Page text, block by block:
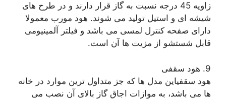
زاویه 45 درجه نسبت به گاز قرار دارند و در طرح های
شیشه ای و استیل تولید می شوند. هود مورب معمولا
دارای صفحه کنترل لمسی می باشد و فیلتر آلمینیومی
قابل شستشو از مزیت ها آن است.
9. هود سقفی
هود سقفیاین مدل ها که جز متداول ترین موارد در خانه
ها می باشد، به موازات اجاق گاز بالای آن نصب می